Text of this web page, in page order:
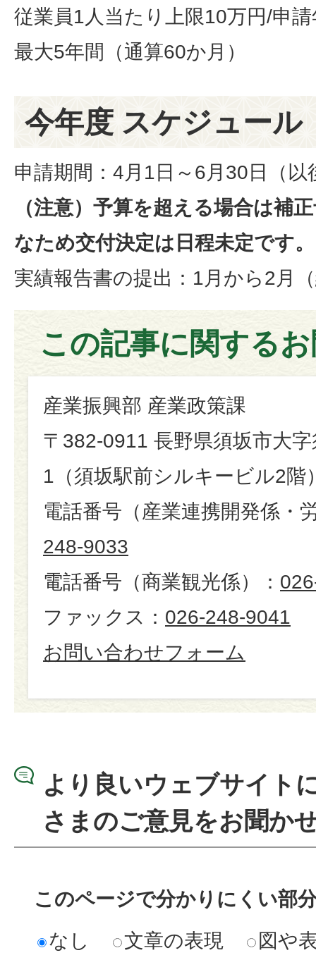
従業員1人当たり上限10万円/申
最大5年間（通算60か月）
今年度 スケジュール
申請期間：4月1日～6月30日（以
（注意）予算を超える場合は補
なため交付決定は日程未定です。
実績報告書の提出：1月から2月
この記事に関する
産業振興部 産業政策課
〒382-0911 長野県須坂市大
1（須坂駅前シルキービル2階
電話番号（産業連携開発係・
248-9033
電話番号（商業観光係）：
ファックス： 026-248-9041
お問い合わせフォーム
より良いウェブサイト
さまのご意見をお聞か
このページで分かりにくい部
なし
文章の表現 図や